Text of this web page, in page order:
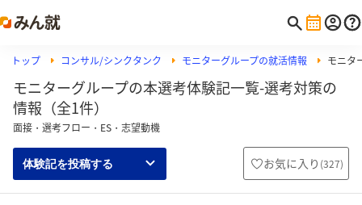
トップ コンサル/シンクタンク モニターグループの就活情報 モニタ
モニターグループの本選考体験記一覧-選考対策の
情報（全1件）
面接・選考フロー・ES・志望動機
体験記を投稿する お気に入り (327)